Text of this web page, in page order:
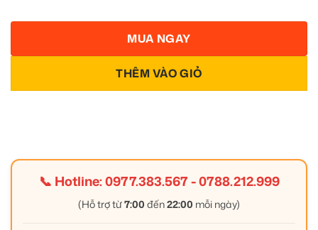
THÊM VÀO GIỎ
MUA NGAY
📞 Hotline:0977.383.567-0788.212.999
(Hỗ trợ từ7:00 đến22:00 mỗi ngày)